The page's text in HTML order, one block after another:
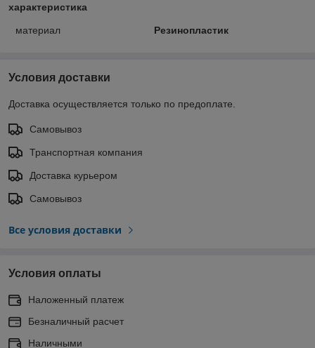
характеристика
материал Резинопластик
Условия доставки
Доставка осуществляется только по предоплате.
Самовывоз
Транспортная компания
Доставка курьером
Самовывоз
Все условия доставки
Условия оплаты
Наложенный платеж
Безналичный расчет
Наличными